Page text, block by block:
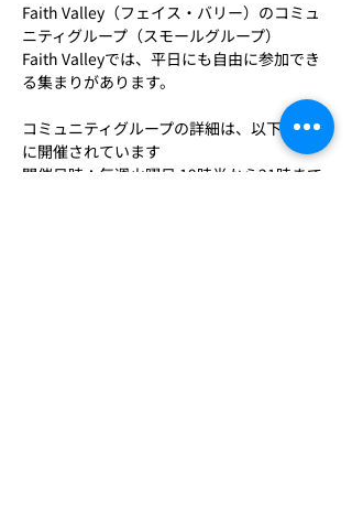
Faith Valley（フェイス・バリー）のコミュ
ニティグループ（スモールグループ）
Faith Valleyでは、平日にも自由に参加でき
る集まりがあります。
コミュニティグループの詳細は、以下のよう
に開催されています
開催日時：毎週火曜日 19時半から21時まで